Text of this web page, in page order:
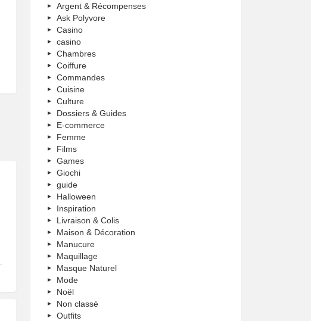
Argent & Récompenses
Ask Polyvore
Casino
casino
Chambres
Coiffure
Commandes
Cuisine
Culture
Dossiers & Guides
E-commerce
Femme
Films
Games
Giochi
guide
Halloween
Inspiration
Livraison & Colis
Maison & Décoration
Manucure
Maquillage
Masque Naturel
Mode
Noël
Non classé
Outfits